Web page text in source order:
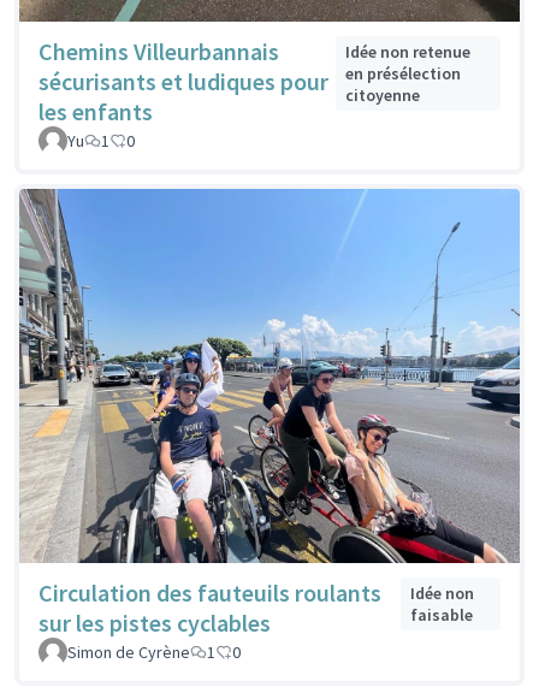
Chemins Villeurbannais
sécurisants et ludiques pour
les enfants
Idée non retenue
en présélection
citoyenne
Yu 1 0
Circulation des fauteuils roulants
sur les pistes cyclables
Idée non
faisable
Simon de Cyrène
1 0